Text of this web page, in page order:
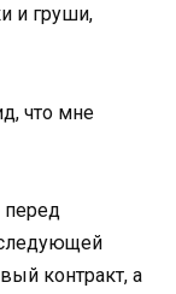
и груши,
что мне
перед
контракт, а